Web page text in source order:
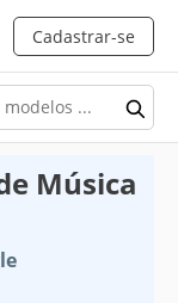
Cadastrar-se
Música